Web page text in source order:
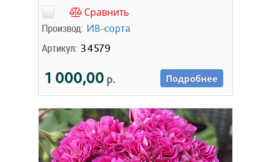
Сравнить
Производ: ИВ-сорта
Артикул: 34579
1 000,00 р. Подробнее